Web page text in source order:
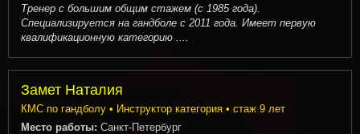
Тренер с большим общим стажем (с 1985 года).
Специализируется на гандболе с 2011 года. Имеет первую
квалификационную категорию ....
Замет Наталия
КМС по гандболу • Инструктор категория • стаж 9 лет
Место работы: Санкт-Петербург